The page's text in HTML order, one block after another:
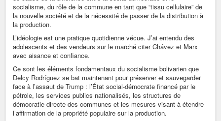
socialisme, du rôle de la commune en tant que “tissu cellulaire” de
la nouvelle société et de la nécessité de passer de la distribution à
la production.
L’idéologie est une pratique quotidienne vécue. J’ai entendu des
adolescents et des vendeurs sur le marché citer Chávez et Marx
avec aisance et confiance.
Ce sont les éléments fondamentaux du socialisme bolivarien que
Delcy Rodríguez se bat maintenant pour préserver et sauvegarder
face à l’assaut de Trump : l’État social-démocrate financé par le
pétrole, les services publics nationalisés, les structures de
démocratie directe des communes et les mesures visant à étendre
l’affirmation de la propriété populaire sur la production.